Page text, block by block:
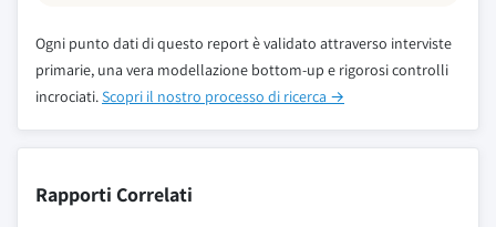
Ogni punto dati di questo report è validato attraverso interviste
primarie, una vera modellazione bottom-up e rigorosi controlli
incrociati.Scopri il nostro processo di ricerca →
Rapporti Correlati